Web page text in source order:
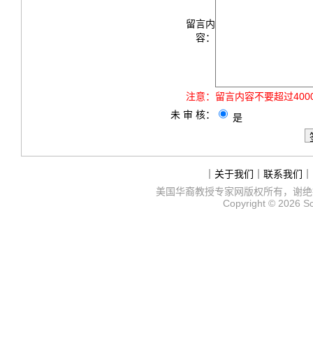
留言内
容：
注意： 留言内容不要超过
未 审 核：
是
关于我们 联系我们
美国华裔教授专家网版权所有，谢
Copyright © 2026